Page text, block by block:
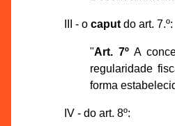
III - o caputdo art. 7.º:
"Art. 7º A
regularidade
forma
IV - do art. 8º: